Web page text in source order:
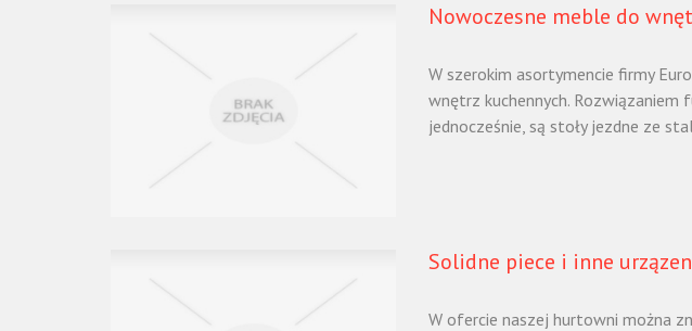
Nowoczesne meble do
W szerokim asortymencie firmy
wnętrz kuchennych.
jednocześnie, są stoły jezdne ze
Solidne piece i inne
W ofercie naszej hurtowni można